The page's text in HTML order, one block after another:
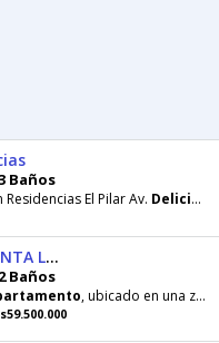
Baños
Residencias El Pilar Av. Delicias
APARTAMENTO EN VENTA LAS DELICIAS MLS 1610539
Baños
, ubicado en una zona tranquila y residencial de